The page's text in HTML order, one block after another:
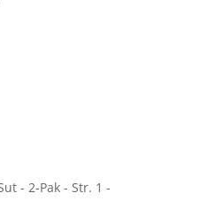
- 2-Pak - Str. 1 -